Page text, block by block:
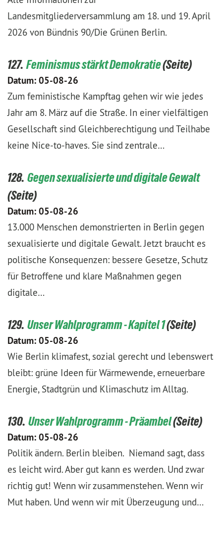
Landesmitgliederversammlung am 18. und 19. April
2026 von Bündnis 90/Die Grünen Berlin.
127. Feminismus stärkt Demokratie
Datum: 05-08-26
Zum feministische Kampftag gehen wir wie jedes
Jahr am 8. März auf die Straße. In einer vielfältigen
Gesellschaft sind Gleichberechtigung und Teilhabe
keine Nice-to-haves. Sie sind zentrale…
128. Gegen sexualisierte und digitale Gewalt
Datum: 05-08-26
13.000 Menschen demonstrierten in Berlin gegen
sexualisierte und digitale Gewalt. Jetzt braucht es
politische Konsequenzen: bessere Gesetze, Schutz
für Betroffene und klare Maßnahmen gegen
digitale…
129. Unser Wahlprogramm - Kapitel 1
Datum: 05-08-26
Wie Berlin klimafest, sozial gerecht und lebenswert
bleibt: grüne Ideen für Wärmewende, erneuerbare
Energie, Stadtgrün und Klimaschutz im Alltag.
130. Unser Wahlprogramm - Präambel
Datum: 05-08-26
Politik ändern. Berlin bleiben. Niemand sagt, dass
es leicht wird. Aber gut kann es werden. Und zwar
richtig gut! Wenn wir zusammenstehen. Wenn wir
Mut haben. Und wenn wir mit Überzeugung und…